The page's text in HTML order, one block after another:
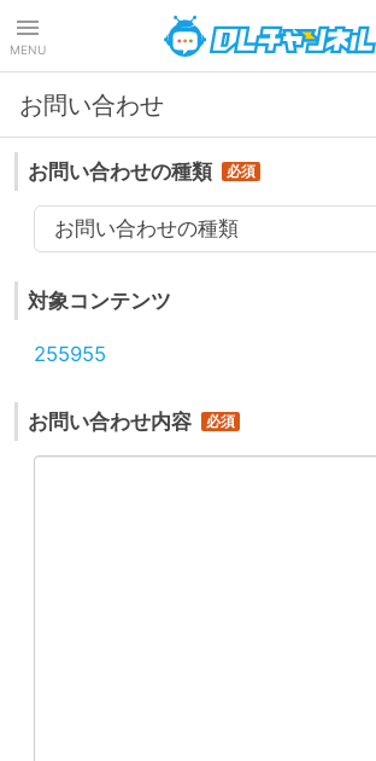
MENU
お問い合わせ
お問い合わせの種類
お問い合わせの種類
対象コンテンツ
255955
お問い合わせ内容